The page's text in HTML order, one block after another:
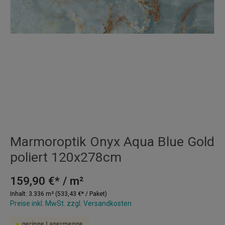
Marmoroptik Onyx Aqua Blue Gold
poliert 120x278cm
159,90 €* / m²
Inhalt: 3.336 m² (533,43 €* / Paket)
Preise inkl. MwSt. zzgl. Versandkosten